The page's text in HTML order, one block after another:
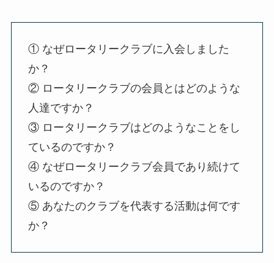
① なぜロータリークラブに入会しました
か？
② ロータリークラブの会員とはどのような
人達ですか？
③ ロータリークラブはどのようなことをし
ているのですか？
④ なぜロータリークラブ会員であり続けて
いるのですか？
⑤ あなたのクラブを代表する活動は何です
か？